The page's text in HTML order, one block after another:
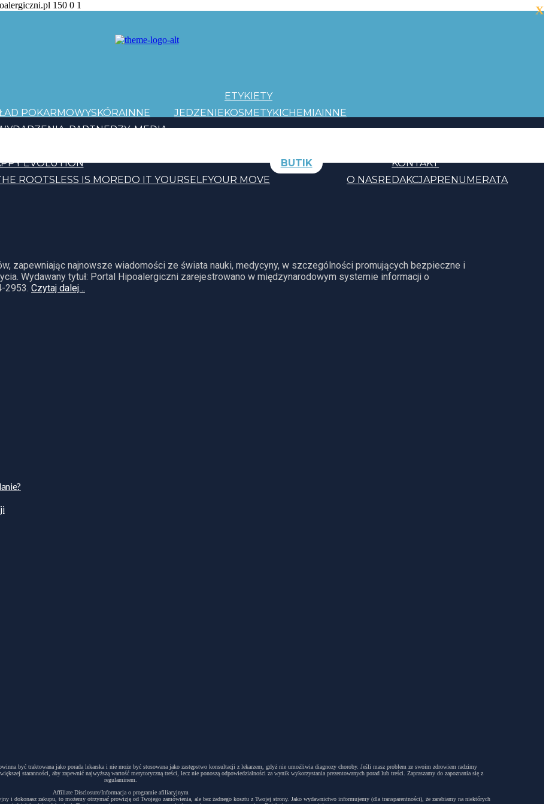
150 0 1
POKARMOWYSKÓRAINNE
ETYKIETY
JEDZENIEKOSMETYKICHEMIAINNE
PARTNERZY MEDIA
EVOLUTION
ROOTSLESS IS MOREDO IT YOURSELFYOUR MOVE
BUTIK
KONTAKT
O NASREDAKCJAPRENUMERATA
zapewniając najnowsze wiadomości ze świata nauki, medycyny, w szczególności promujących bezpieczne i
Wydawany tytuł: Portal Hipoalergiczni zarejestrowano w międzynarodowym systemie informacji o
2953. Czytaj dalej…
być traktowana jako porada lekarska i nie może być stosowana jako zastępstwo konsultacji z lekarzem, gdyż nie umożliwia diagnozy choroby. Jeśli masz problem ze swoim zdrowiem radzimy
staranności, aby zapewnić najwyższą wartość merytoryczną treści, lecz nie ponoszą odpowiedzialności za wynik wykorzystania prezentowanych porad lub treści. Zapraszamy do zapoznania się z
regulaminem.
Affiliate Disclosure/Informacja o programie afiliacyjnym
zakupu, to możemy otrzymać prowizję od Twojego zamówienia, ale bez żadnego kosztu z Twojej strony. Jako wydawnictwo informujemy (dla transparentności), że zarabiamy na niektórych
X